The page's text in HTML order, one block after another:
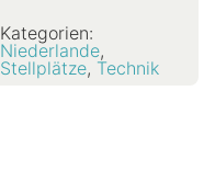
Kategorien:
Niederlande,
Stellplätze, Technik